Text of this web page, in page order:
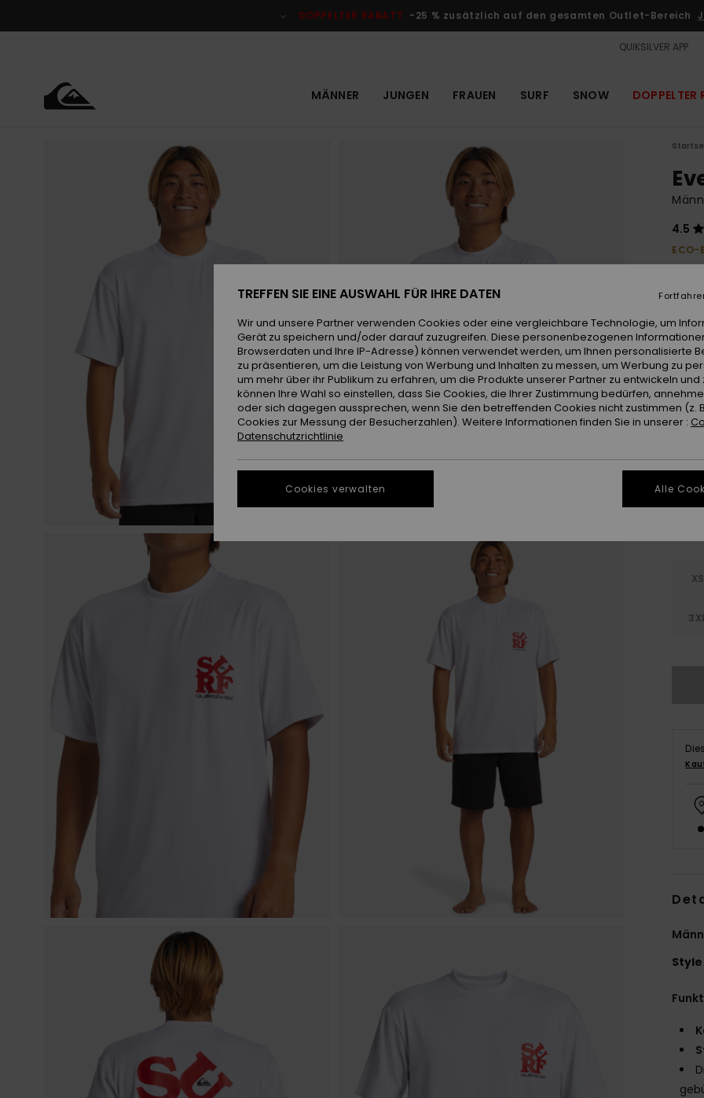
DOPPELTER RABATT -25 % zusätzlich auf den gesamten Outlet-Bereich
QUIKSILVER APP
MÄNNER JUNGEN FRAUEN SURF SNOW DOPPELTER
4.5
ECO-
Farbe
XS
Style
TREFFEN SIE EINE AUSWAHL FÜR IHRE DATEN
Wir und unsere Partner verwenden Cookies oder eine vergleichbare Technologie, um
Gerät zu speichern und/oder darauf zuzugreifen. Diese personenbezogenen
Browserdaten und Ihre IP-Adresse) können verwendet werden, um Ihnen personalisierte
zu präsentieren, um die Leistung von Werbung und Inhalten zu messen, um Werbung zu
um mehr über ihr Publikum zu erfahren, um die Produkte unserer Partner zu entwickeln und
können Ihre Wahl so einstellen, dass Sie Cookies, die Ihrer Zustimmung bedürfen,
oder sich dagegen aussprechen, wenn Sie den betreffenden Cookies nicht zustimmen (z.
Cookies zur Messung der Besucherzahlen). Weitere Informationen finden Sie in unserer :
Datenschutzrichtlinie
Cookies verwalten Alle